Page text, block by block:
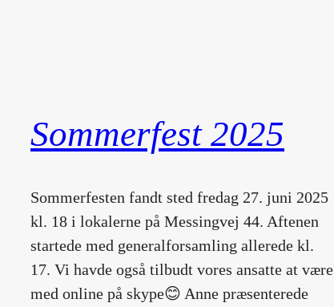
Sommerfest 2025
Sommerfesten fandt sted fredag 27. juni 2025
kl. 18 i lokalerne på Messingvej 44. Aftenen
startede med generalforsamling allerede kl.
17. Vi havde også tilbudt vores ansatte at være
med online på skype😊 Anne præsenterede